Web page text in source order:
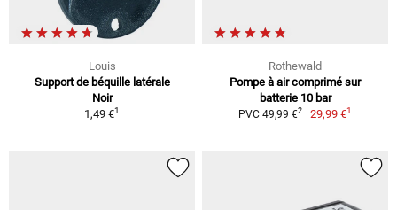
Louis
Support de béquille latérale
Noir
1,49 €1
Rothewald
Pompe à air comprimé sur
batterie 10 bar
PVC 49,99 €2 29,99 €1